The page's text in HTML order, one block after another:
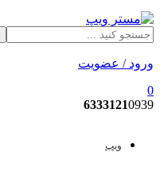
ورود / عضویت
0
63331210939
ویپ